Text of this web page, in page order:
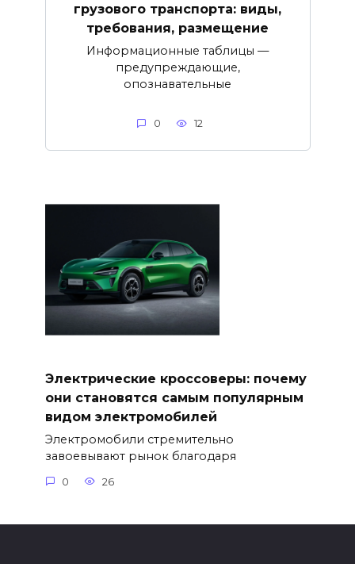
грузового транспорта: виды,
требования, размещение
Информационные таблицы —
предупреждающие,
опознавательные
0 12
Электрические кроссоверы: почему
они становятся самым популярным
видом электромобилей
Электромобили стремительно
завоевывают рынок благодаря
0 26